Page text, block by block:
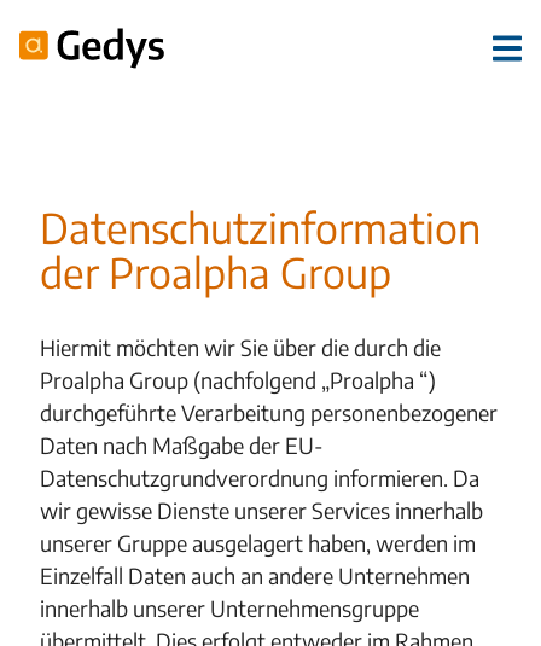
Datenschutzinformation
der Proalpha Group
Hiermit möchten wir Sie über die durch die
Proalpha Group (nachfolgend „Proalpha “)
durchgeführte Verarbeitung personenbezogener
Daten nach Maßgabe der EU-
Datenschutzgrundverordnung informieren. Da
wir gewisse Dienste unserer Services innerhalb
unserer Gruppe ausgelagert haben, werden im
Einzelfall Daten auch an andere Unternehmen
innerhalb unserer Unternehmensgruppe